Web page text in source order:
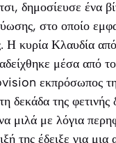
δημοσίευσε ένα
στο οποίο
Η κυρία Κλαυδία
μέσα από
εκπρόσωπος
δεκάδα της φετινής
μιλά με λόγια
της έδειξε για